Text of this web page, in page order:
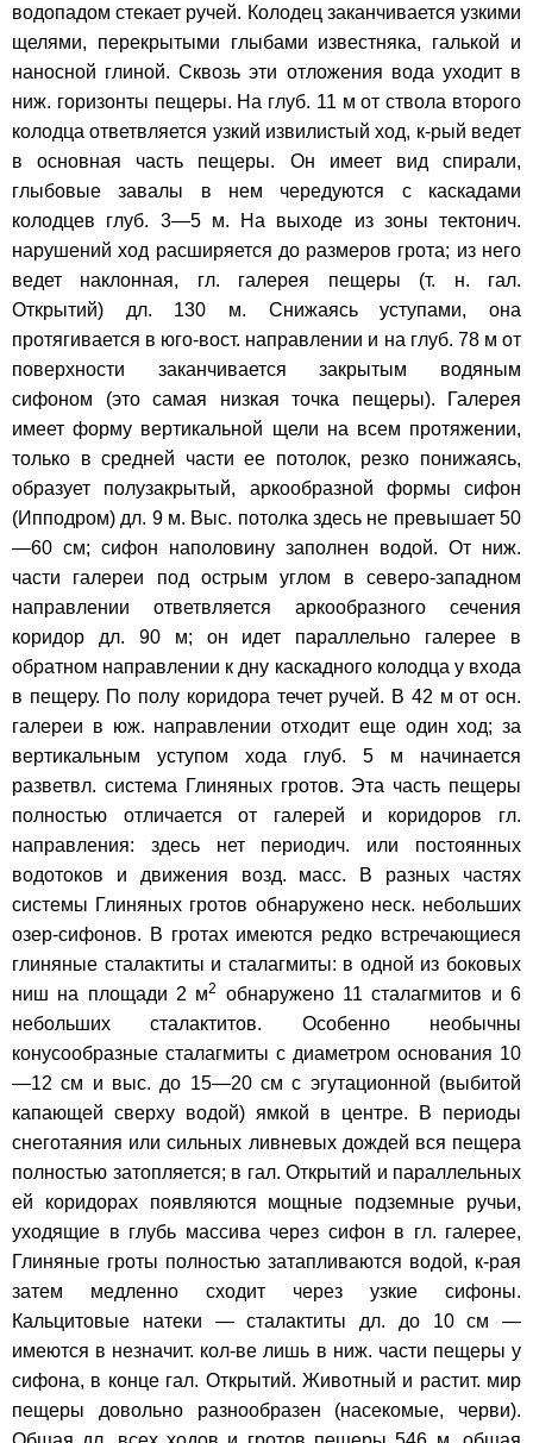
водопадом стекает ручей. Колодец заканчивается узкими
щелями, перекрытыми глыбами известняка, галькой и
наносной глиной. Сквозь эти отложения вода уходит в
ниж. горизонты пещеры. На глуб. 11 м от ствола второго
колодца ответвляется узкий извилистый ход, к-рый ведет
в основная часть пещеры. Он имеет вид спирали,
глыбовые завалы в нем чередуются с каскадами
колодцев глуб. 3—5 м. На выходе из зоны тектонич.
нарушений ход расширяется до размеров грота; из него
ведет наклонная, гл. галерея пещеры (т. н. гал.
Открытий) дл. 130 м. Снижаясь уступами, она
протягивается в юго-вост. направлении и на глуб. 78 м от
поверхности заканчивается закрытым водяным
сифоном (это самая низкая точка пещеры). Галерея
имеет форму вертикальной щели на всем протяжении,
только в средней части ее потолок, резко понижаясь,
образует полузакрытый, аркообразной формы сифон
(Ипподром) дл. 9 м. Выс. потолка здесь не превышает 50
—60 см; сифон наполовину заполнен водой. От ниж.
части галереи под острым углом в северо-западном
направлении ответвляется аркообразного сечения
коридор дл. 90 м; он идет параллельно галерее в
обратном направлении к дну каскадного колодца у входа
в пещеру. По полу коридора течет ручей. В 42 м от осн.
галереи в юж. направлении отходит еще один ход; за
вертикальным уступом хода глуб. 5 м начинается
разветвл. система Глиняных гротов. Эта часть пещеры
полностью отличается от галерей и коридоров гл.
направления: здесь нет периодич. или постоянных
водотоков и движения возд. масс. В разных частях
системы Глиняных гротов обнаружено неск. небольших
озер-сифонов. В гротах имеются редко встречающиеся
глиняные сталактиты и сталагмиты: в одной из боковых
ниш на площади 2 м2
обнаружено 11 сталагмитов и 6
небольших сталактитов. Особенно необычны
конусообразные сталагмиты с диаметром основания 10
—12 см и выс. до 15—20 см с эгутационной (выбитой
капающей сверху водой) ямкой в центре. В периоды
снеготаяния или сильных ливневых дождей вся пещера
полностью затопляется; в гал. Открытий и параллельных
ей коридорах появляются мощные подземные ручьи,
уходящие в глубь массива через сифон в гл. галерее,
Глиняные гроты полностью затапливаются водой, к-рая
затем медленно сходит через узкие сифоны.
Кальцитовые натеки — сталактиты дл. до 10 см —
имеются в незначит. кол-ве лишь в ниж. части пещеры у
сифона, в конце гал. Открытий. Животный и растит. мир
пещеры довольно разнообразен (насекомые, черви).